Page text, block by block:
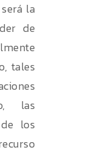
la
de
tales
las
los